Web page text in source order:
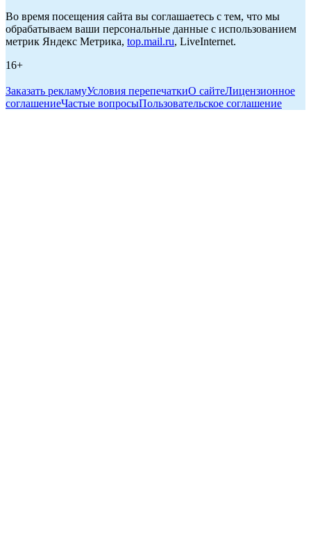
Во время посещения сайта вы соглашаетесь с тем, что мы
обрабатываем ваши персональные данные с использованием
метрик Яндекс Метрика, top.mail.ru, LiveInternet.
16+
Заказать рекламуУсловия перепечаткиО сайтеЛицензионное
соглашениеЧастые вопросыПользовательское соглашение